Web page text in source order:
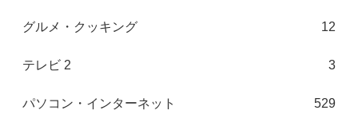
グルメ・クッキング 12
テレビ 2 3
パソコン・インターネット 529